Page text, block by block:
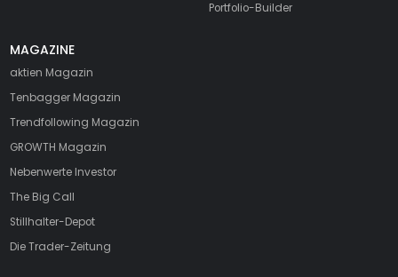
Portfolio-Builder
MAGAZINE
aktien Magazin
Tenbagger Magazin
Trendfollowing Magazin
GROWTH Magazin
Nebenwerte Investor
The Big Call
Stillhalter-Depot
Die Trader-Zeitung